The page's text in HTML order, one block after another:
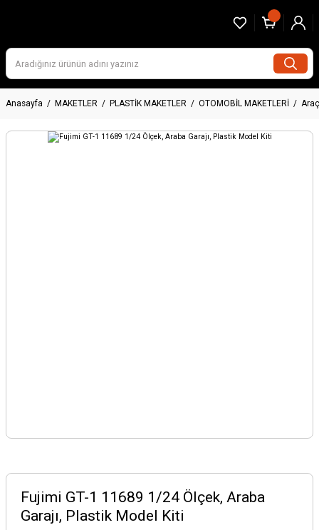
Anasayfa MAKETLER PLASTİK MAKETLER OTOMOBİL MAKETLERİ
Fujimi GT-1 11689 1/24 Ölçek, Araba
Garajı, Plastik Model Kiti